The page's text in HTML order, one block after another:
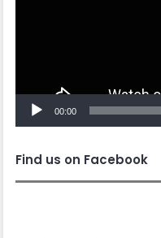
00:00
Find us on Facebook